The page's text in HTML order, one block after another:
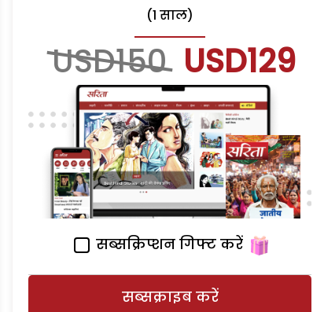
(1 साल)
USD150 USD129
सब्सक्रिप्शन गिफ्ट करें
सब्सक्राइब करें